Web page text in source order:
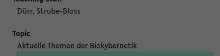
Dürr, Strube-Bloss
Aktuelle Themen der Biokybernetik